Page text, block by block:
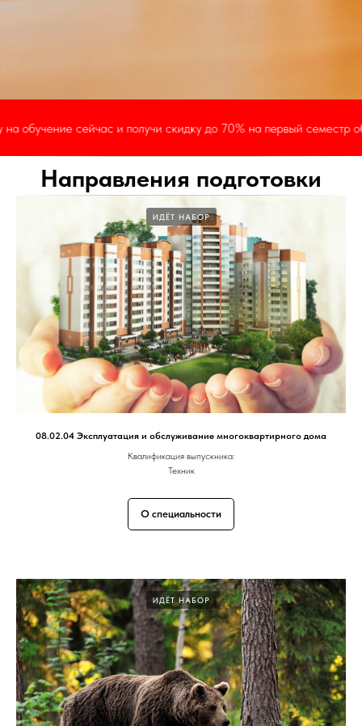
и получи скидку до 70% на первый семестр обучения!
Направления подготовки
ИДЁТ НАБОР
08.02.04 Эксплуатация и обслуживание многоквартирного дома
Квалификация выпускника:
Техник
О специальности
ИДЁТ НАБОР